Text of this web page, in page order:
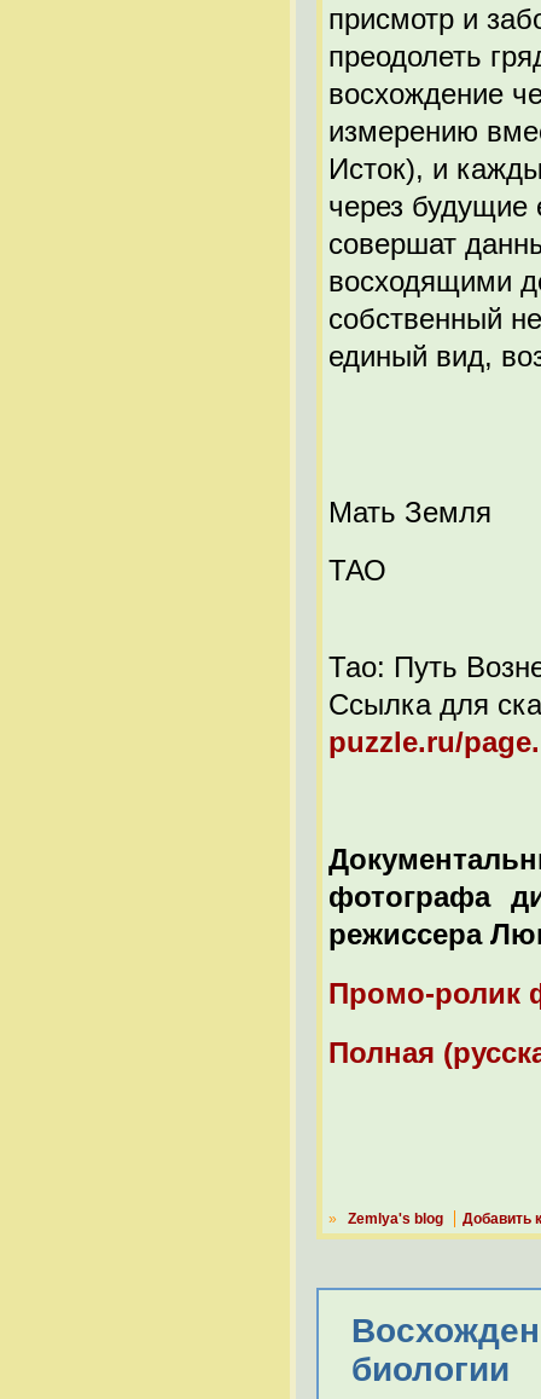
присмотр и
преодолеть
восхождение
измерению
Исток), и
через
совершат
восходящими
собственный
единый вид,
Мать Земля
ТАО
Тао: Путь
Ссылка для
puzzle.ru/
фотографа
режиссера
Промо-ролик
Полная
» Zemlya's blog Добавить
биологии